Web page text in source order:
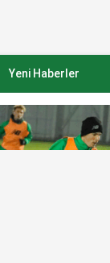
Yeni Haberler